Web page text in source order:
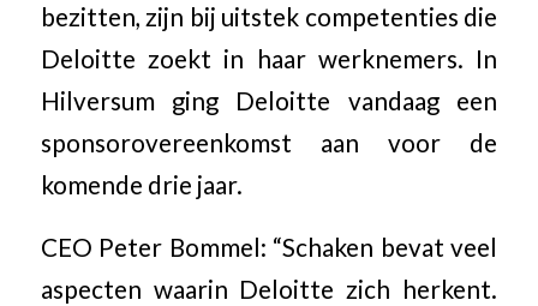
bezitten, zijn bij uitstek competenties die
Deloitte zoekt in haar werknemers. In
Hilversum ging Deloitte vandaag een
sponsorovereenkomst aan voor de
komende drie jaar.
CEO Peter Bommel: “Schaken bevat veel
aspecten waarin Deloitte zich herkent.